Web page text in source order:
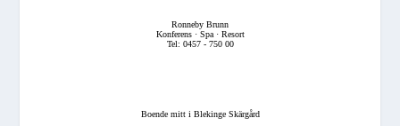
Ronneby Brunn
Konferens · Spa · Resort
Tel: 0457 - 750 00
Boende mitt i Blekinge Skärgård